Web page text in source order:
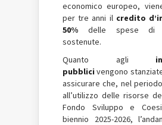
economico europeo,
per tre anni il credito
50% delle spese di
sostenute.
Quanto agli
pubblici vengono
assicurare che, nel
all’utilizzo delle risorse
Fondo Sviluppo e
biennio 2025-2026,